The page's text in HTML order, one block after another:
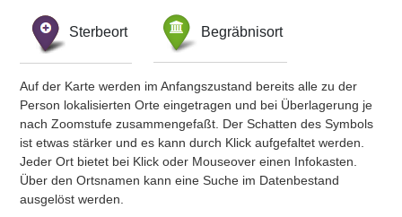
Sterbeort Begräbnisort
Auf der Karte werden im Anfangszustand bereits alle zu der
Person lokalisierten Orte eingetragen und bei Überlagerung je
nach Zoomstufe zusammengefaßt. Der Schatten des Symbols
ist etwas stärker und es kann durch Klick aufgefaltet werden.
Jeder Ort bietet bei Klick oder Mouseover einen Infokasten.
Über den Ortsnamen kann eine Suche im Datenbestand
ausgelöst werden.